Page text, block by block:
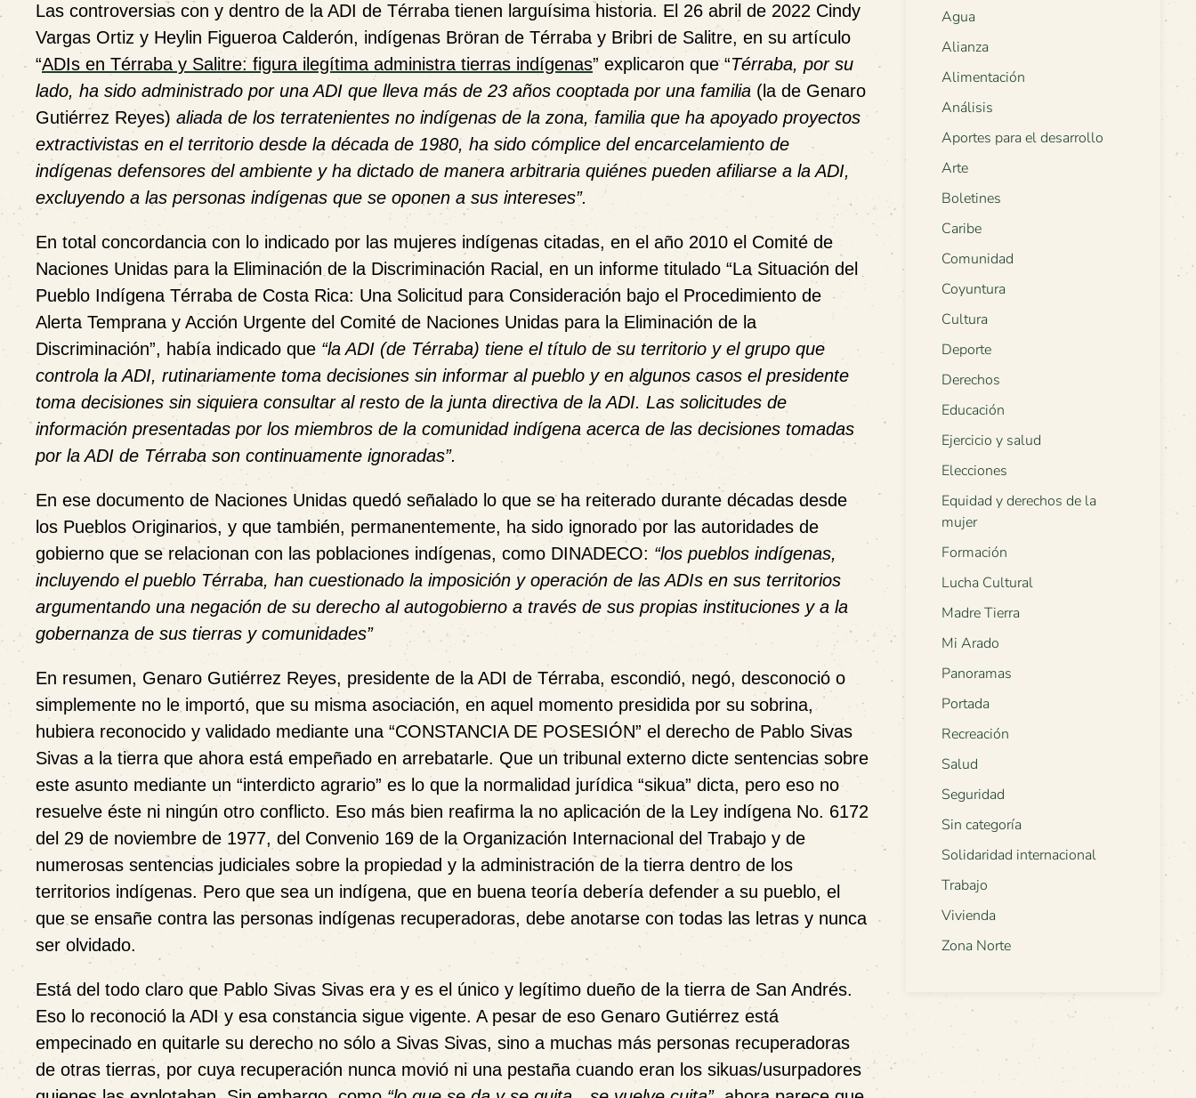
Las controversias con y dentro de la ADI de Térraba tienen larguísima historia. El 26 abril de 2022 Cindy
Vargas Ortiz y Heylin Figueroa Calderón, indígenas Bröran de Térraba y Bribri de Salitre, en su artículo
“ADIs en Térraba y Salitre: figura ilegítima administra tierras indígenas” explicaron que “Térraba, por su
lado, ha sido administrado por una ADI que lleva más de 23 años cooptada por una familia (la de Genaro
Gutiérrez Reyes) aliada de los terratenientes no indígenas de la zona, familia que ha apoyado proyectos
extractivistas en el territorio desde la década de 1980, ha sido cómplice del encarcelamiento de
indígenas defensores del ambiente y ha dictado de manera arbitraria quiénes pueden afiliarse a la ADI,
excluyendo a las personas indígenas que se oponen a sus intereses”.
En total concordancia con lo indicado por las mujeres indígenas citadas, en el año 2010 el Comité de
Naciones Unidas para la Eliminación de la Discriminación Racial, en un informe titulado “La Situación del
Pueblo Indígena Térraba de Costa Rica: Una Solicitud para Consideración bajo el Procedimiento de
Alerta Temprana y Acción Urgente del Comité de Naciones Unidas para la Eliminación de la
Discriminación”, había indicado que “la ADI (de Térraba) tiene el título de su territorio y el grupo que
controla la ADI, rutinariamente toma decisiones sin informar al pueblo y en algunos casos el presidente
toma decisiones sin siquiera consultar al resto de la junta directiva de la ADI. Las solicitudes de
información presentadas por los miembros de la comunidad indígena acerca de las decisiones tomadas
por la ADI de Térraba son continuamente ignoradas”.
En ese documento de Naciones Unidas quedó señalado lo que se ha reiterado durante décadas desde
los Pueblos Originarios, y que también, permanentemente, ha sido ignorado por las autoridades de
gobierno que se relacionan con las poblaciones indígenas, como DINADECO: “los pueblos indígenas,
incluyendo el pueblo Térraba, han cuestionado la imposición y operación de las ADIs en sus territorios
argumentando una negación de su derecho al autogobierno a través de sus propias instituciones y a la
gobernanza de sus tierras y comunidades”
En resumen, Genaro Gutiérrez Reyes, presidente de la ADI de Térraba, escondió, negó, desconoció o
simplemente no le importó, que su misma asociación, en aquel momento presidida por su sobrina,
hubiera reconocido y validado mediante una “CONSTANCIA DE POSESIÓN” el derecho de Pablo Sivas
Sivas a la tierra que ahora está empeñado en arrebatarle. Que un tribunal externo dicte sentencias sobre
este asunto mediante un “interdicto agrario” es lo que la normalidad jurídica “sikua” dicta, pero eso no
resuelve éste ni ningún otro conflicto. Eso más bien reafirma la no aplicación de la Ley indígena No. 6172
del 29 de noviembre de 1977, del Convenio 169 de la Organización Internacional del Trabajo y de
numerosas sentencias judiciales sobre la propiedad y la administración de la tierra dentro de los
territorios indígenas. Pero que sea un indígena, que en buena teoría debería defender a su pueblo, el
que se ensañe contra las personas indígenas recuperadoras, debe anotarse con todas las letras y nunca
ser olvidado.
Está del todo claro que Pablo Sivas Sivas era y es el único y legítimo dueño de la tierra de San Andrés.
Eso lo reconoció la ADI y esa constancia sigue vigente. A pesar de eso Genaro Gutiérrez está
empecinado en quitarle su derecho no sólo a Sivas Sivas, sino a muchas más personas recuperadoras
de otras tierras, por cuya recuperación nunca movió ni una pestaña cuando eran los sikuas/usurpadores
Agua
Alianza
Alimentación
Análisis
Aportes para el desarrollo
Arte
Boletines
Caribe
Comunidad
Coyuntura
Cultura
Deporte
Derechos
Educación
Ejercicio y salud
Elecciones
Equidad y derechos de la
mujer
Formación
Lucha Cultural
Madre Tierra
Mi Arado
Panoramas
Portada
Recreación
Salud
Seguridad
Sin categoría
Solidaridad internacional
Trabajo
Vivienda
Zona Norte